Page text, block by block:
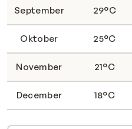
September 29°C
Oktober 25°C
November 21°C
December 18°C